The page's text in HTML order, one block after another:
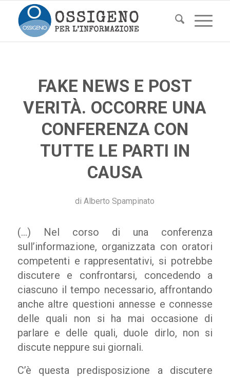
FAKE NEWS E POST
VERITÀ. OCCORRE UNA
CONFERENZA CON
TUTTE LE PARTI IN
CAUSA
diAlberto Spampinato
(…) Nel corso di una conferenza
sull’informazione, organizzata con oratori
competenti e rappresentativi, si potrebbe
discutere e confrontarsi, concedendo a
ciascuno il tempo necessario, affrontando
anche altre questioni annesse e connesse
delle quali non si ha mai occasione di
parlare e delle quali, duole dirlo, non si
discute neppure sui giornali.
C’è questa predisposizione a discutere